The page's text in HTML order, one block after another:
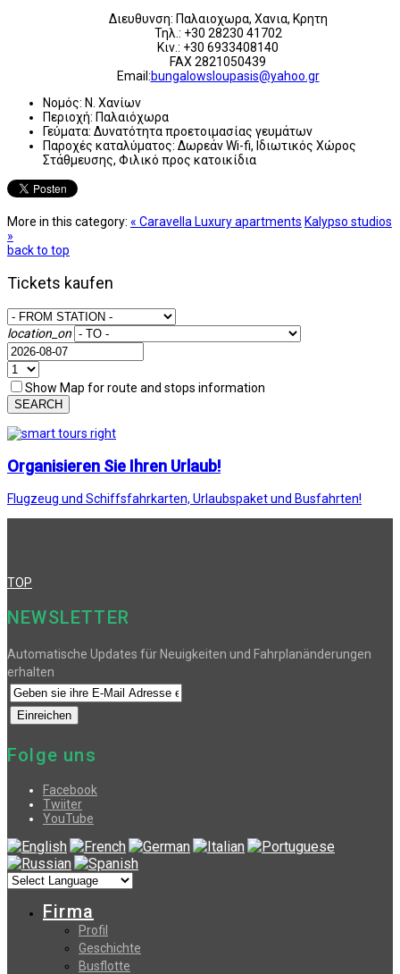
Διευθυνση: Παλαιοχωρα, Χανια, Κρητη
Τηλ.: +30 28230 41702
Κιν.: +30 6933408140
FAX 2821050439
Email:bungalowsloupasis@yahoo.gr
Νομός: Ν. Χανίων
Περιοχή: Παλαιόχωρα
Γεύματα: Δυνατότητα προετοιμασίας γευμάτων
Παροχές καταλύματος: Δωρεάν Wi-fi, Ιδιωτικός Χώρος
Στάθμευσης, Φιλικό προς κατοικίδια
More in this category: « Caravella Luxury apartments Kalypso studios
»
back to top
Tickets kaufen
location_on
Show Map for route and stops information
SEARCH
Organisieren Sie Ihren Urlaub!
Flugzeug und Schiffsfahrkarten, Urlaubspaket und Busfahrten!
TOP
NEWSLETTER
Automatische Updates für Neuigkeiten und Fahrplanänderungen
erhalten
Folge uns
Facebook
Twiiter
YouTube
Firma
Profil
Geschichte
Busflotte